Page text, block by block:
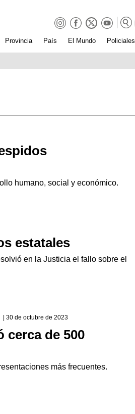
Provincia País El Mundo Policiales
humano, social y económico.
estatales
en la Justicia el fallo sobre el
| 30 de octubre de 2023
cerca de 500
más frecuentes.